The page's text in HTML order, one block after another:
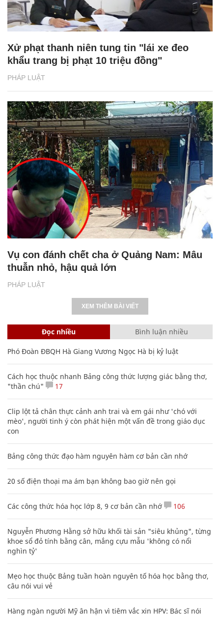
PHÁP LUẬT
Xử phạt thanh niên tung tin "lái xe đeo
khẩu trang bị phạt 10 triệu đồng"
PHÁP LUẬT
Vụ con đánh chết cha ở Quảng Nam: Mâu
thuẫn nhỏ, hậu quả lớn
XEM THÊM BÀI VIẾT
Đọc nhiều Bình luận nhiều
Phó Đoàn ĐBQH Hà Giang Vương Ngọc Hà bị kỷ luật
Cách học thuộc nhanh Bảng công thức lượng giác bằng thơ,
"thần chú"
17
Clip lột tả chân thực cảnh anh trai và em gái như 'chó với
mèo', người tinh ý còn phát hiện một vấn đề trong giáo dục
con
Bảng công thức đạo hàm nguyên hàm cơ bản cần nhớ
20 số điện thoại ma ám bạn không bao giờ nên gọi
Các công thức hóa học lớp 8, 9 cơ bản cần nhớ 106
Nguyễn Phương Hằng sở hữu khối tài sản "siêu khủng", từng
khoe sổ đỏ tính bằng cân, mắng cựu mẫu 'không có nổi
nghìn tỷ'
Mẹo học thuộc Bảng tuần hoàn nguyên tố hóa học bằng thơ,
câu nói vui vẻ
Hàng ngàn người Mỹ ân hận vì tiêm vắc xin HPV: Bác sĩ nói